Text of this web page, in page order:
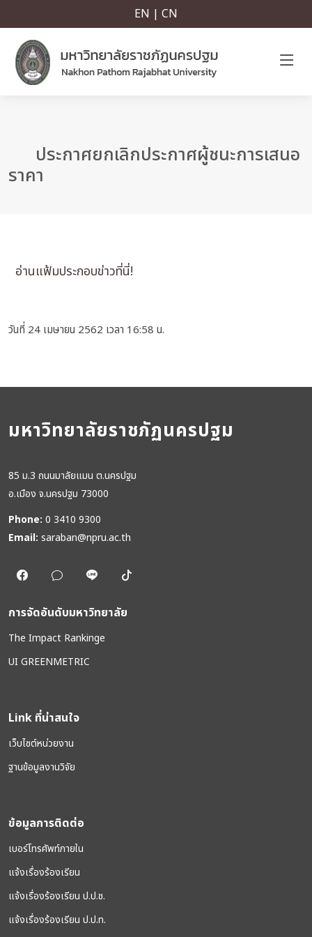
EN | CN
ประกาศยกเลิกประกาศผู้ชนะการเสนอ
ราคา
อ่านแฟ้มประกอบข่าวที่นี่!
วันที่ 24 เมษายน 2562 เวลา 16:58 น.
มหาวิทยาลัยราชภัฏนครปฐม
85 ม.3 ถนนมาลัยแมน ต.นครปฐม
อ.เมือง จ.นครปฐม 73000
Phone: 0 3410 9300
Email: saraban@npru.ac.th
การจัดอันดับมหาวิทยาลัย
The Impact Rankinge
UI GREENMETRIC
Link ที่น่าสนใจ
เว็บไซต์หน่วยงาน
ฐานข้อมูลงานวิจัย
ข้อมูลการติดต่อ
เบอร์โทรศัพท์ภายใน
แจ้งเรื่องร้องเรียน
แจ้งเรื่องร้องเรียน ป.ป.ช.
แจ้งเรื่องร้องเรียน ป.ป.ท.